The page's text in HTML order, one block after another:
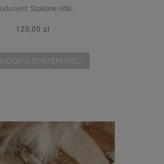
Szalone nitki
120,00 zł
O DOSTĘPNOŚCI